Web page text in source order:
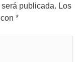
publicada. Los
*